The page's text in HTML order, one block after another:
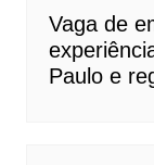
Vaga de
Paulo e